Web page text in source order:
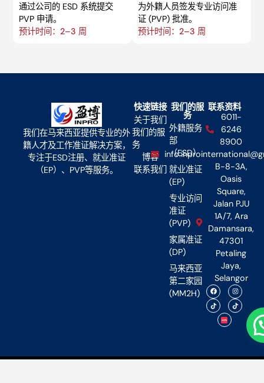
通过公司的 ESD 系统提交
PVP 申请。
预计时间：2–3 周
为外籍人员签发专业访问准
证 (PVP) 批准。
预计时间：2–3 周
我们在马来西亚提供专业的外
籍人才及工作准证解决方案，
专注于ESD注册、就业准证
（EP）、PVP等服务。
快速链接
关于我们
我们的服
务
博客
联系我们
我们的服
务
外籍服务
部
（ESD）
就业准证
(EP)
专业访问
准证
(PVP)
家属准证
(DP)
马来西亚
第二家园
(MM2H)
联系资料
6011-
6246
8900
B-8-3A,
Oasis
Square,
Jalan PJU
1A/7, Ara
Damansara,
47301
Petaling
Jaya,
Selangor